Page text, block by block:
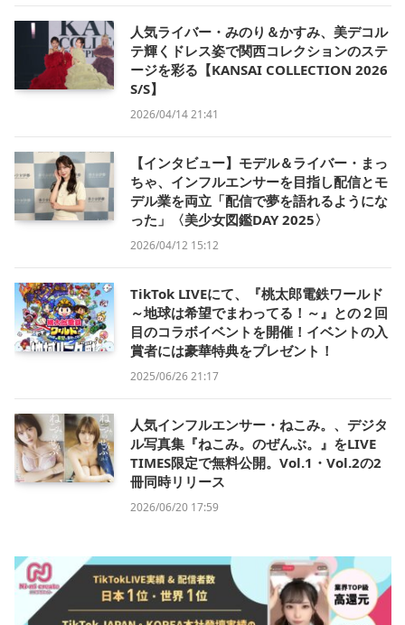
人気ライバー・みのり＆かすみ、美デコル
テ輝くドレス姿で関西コレクションのステ
ージを彩る【KANSAI COLLECTION 2026
S/S】
2026/04/14 21:41
【インタビュー】モデル＆ライバー・まっ
ちゃ、インフルエンサーを目指し配信とモ
デル業を両立「配信で夢を語れるようにな
った」〈美少女図鑑DAY 2025〉
2026/04/12 15:12
TikTok LIVEにて、『桃太郎電鉄ワールド
～地球は希望でまわってる！～』との２回
目のコラボイベントを開催！イベントの入
賞者には豪華特典をプレゼント！
2025/06/26 21:17
人気インフルエンサー・ねこみ。、デジタ
ル写真集『ねこみ。のぜんぶ。』をLIVE
TIMES限定で無料公開。Vol.1・Vol.2の2
冊同時リリース
2026/06/20 17:59